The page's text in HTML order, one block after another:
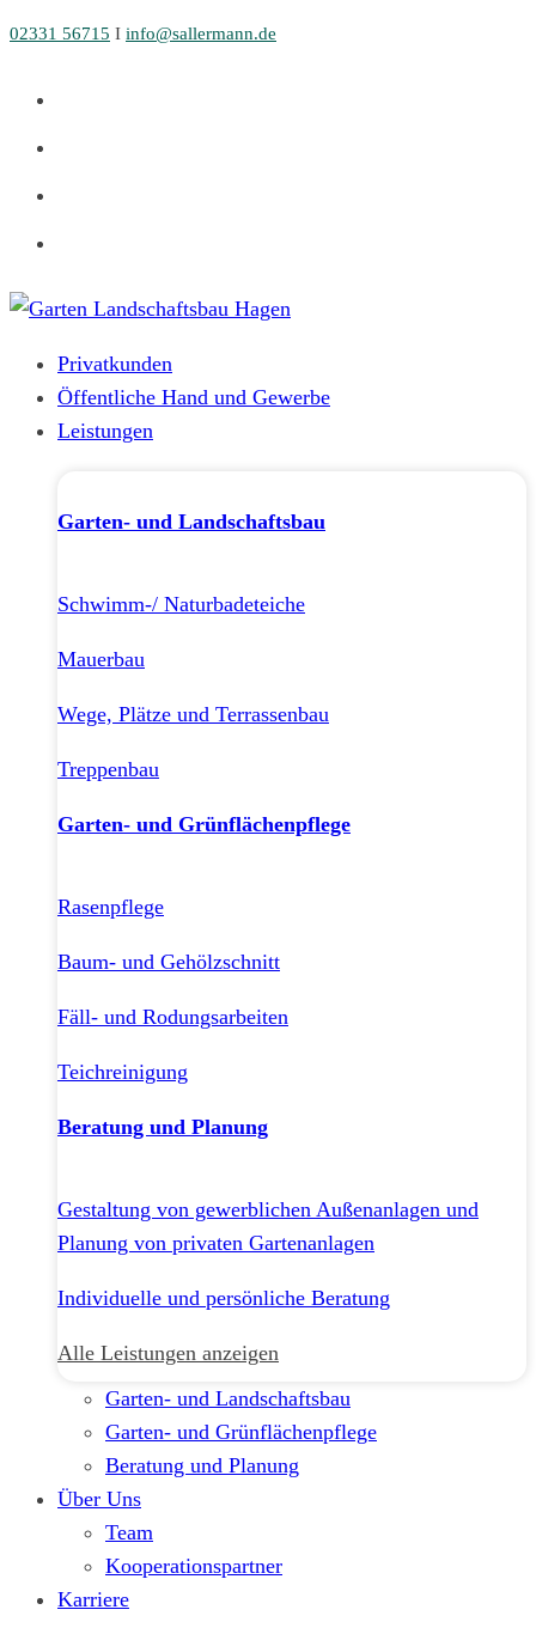
Zum
springen
02331 56715 I info@sallermann.de
Privatkunden
Öffentliche Hand und Gewerbe
Leistungen
Garten- und Landschaftsbau
Schwimm-/ Naturbadeteiche
Mauerbau
Wege, Plätze und Terrassenbau
Treppenbau
Garten- und Grünflächenpflege
Rasenpflege
Baum- und Gehölzschnitt
Fäll- und Rodungsarbeiten
Teichreinigung
Beratung und Planung
Gestaltung von gewerblichen Außenanlagen und
Planung von privaten Gartenanlagen
Individuelle und persönliche Beratung
Alle Leistungen anzeigen
Garten- und Landschaftsbau
Garten- und Grünflächenpflege
Beratung und Planung
Über Uns
Team
Kooperationspartner
Karriere